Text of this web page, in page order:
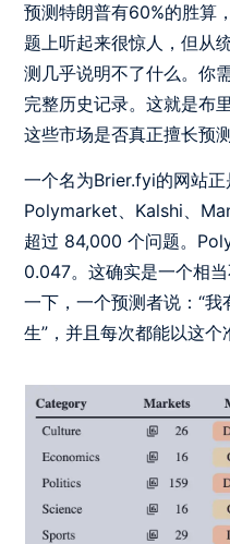
预测特朗普有60%的胜算
题上听起来很惊人，但从
测几乎说明不了什么。你
完整历史记录。这就是布
这些市场是否真正擅长预
一个名为Brier.fyi的网站
Polymarket、Kalshi、
超过 84,000 个问题。
0.047。这确实是一个相
一下，一个预测者说：“
生”，并且每次都能以这个